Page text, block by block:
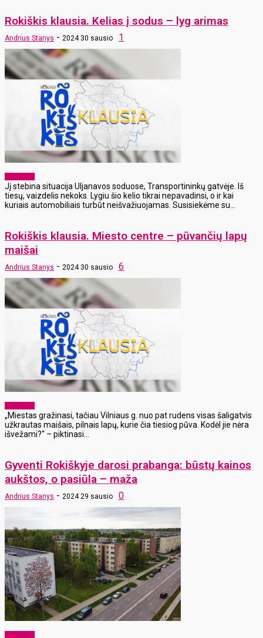
Rokiškis klausia. Kelias į sodus – lyg arimas
Andrius Stanys - 2024 30 sausio 1
Jį stebina situacija Uljanavos soduose, Transportininkų gatvėje. Iš
tiesų, vaizdelis nekoks. Lygiu šio kelio tikrai nepavadinsi, o ir kai
kuriais automobiliais turbūt neišvažiuojamas. Susisiekėme su...
Rokiškis klausia. Miesto centre – pūvančių lapų
maišai
Andrius Stanys - 2024 30 sausio 6
„Miestas gražinasi, tačiau Vilniaus g. nuo pat rudens visas šaligatvis
užkrautas maišais, pilnais lapų, kurie čia tiesiog pūva. Kodėl jie nėra
išvežami?“ – piktinasi...
Gyventi Rokiškyje darosi prabanga: būstų kainos
aukštos, o pasiūla – maža
Andrius Stanys - 2024 29 sausio 0